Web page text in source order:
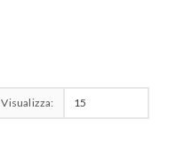
Visualizza: